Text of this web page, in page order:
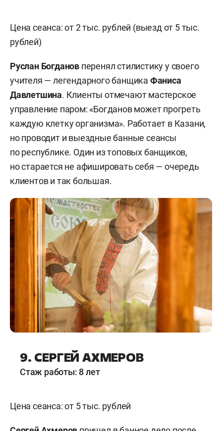
Цена сеанса: от 2 тыс. рублей (выезд от 5 тыс.
рублей)
Руслан Богданов перенял стилистику у своего
учителя — легендарного банщика Фаниса
Давлетшина. Клиенты отмечают мастерское
управление паром: «Богданов может прогреть
каждую клетку организма». Работает в Казани,
но проводит и выездные банные сеансы
по республике. Один из топовых банщиков,
но старается не афишировать себя — очередь
клиентов и так большая.
9. СЕРГЕЙ АХМЕРОВ
Стаж работы: 8 лет
Цена сеанса: от 5 тыс. рублей